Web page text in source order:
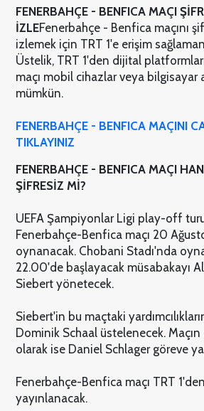
FENERBAHÇE - BENFICA MAÇI
İZLEFenerbahçe - Benfica maçını
izlemek için TRT 1'e erişim
Üstelik, TRT 1'den dijital
maçı mobil cihazlar veya bilgisayar
mümkün.
FENERBAHÇE - BENFICA MAÇINI
TIKLAYINIZ
FENERBAHÇE - BENFICA MAÇI
ŞİFRESİZ Mİ?
UEFA Şampiyonlar Ligi play-off
Fenerbahçe-Benfica maçı 20
oynanacak. Chobani Stadı'nda
22.00'de başlayacak müsabakayı
Siebert yönetecek.
Siebert'in bu maçtaki
Dominik Schaal üstelenecek.
olarak ise Daniel Schlager göreve
Fenerbahçe-Benfica maçı TRT
yayınlanacak.